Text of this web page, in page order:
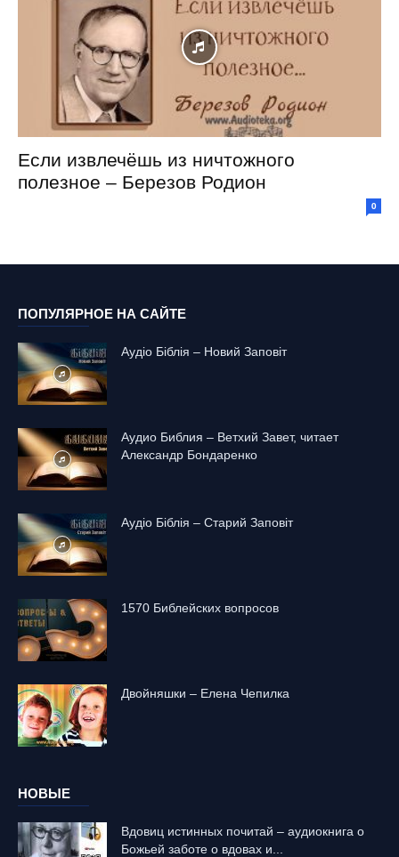
Если извлечёшь из ничтожного
полезное – Березов Родион
0
ПОПУЛЯРНОЕ НА САЙТЕ
Аудіо Біблія – Новий Заповіт
Аудио Библия – Ветхий Завет, читает
Александр Бондаренко
Аудіо Біблія – Старий Заповіт
1570 Библейских вопросов
Двойняшки – Елена Чепилка
НОВЫЕ
Вдовиц истинных почитай – аудиокнига о
Божьей заботе о вдовах и...